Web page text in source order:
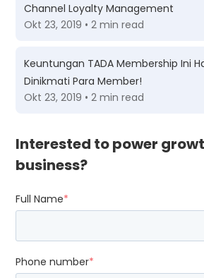
Channel Loyalty Management
Okt 23, 2019 • 2 min read
Keuntungan TADA Membership Ini
Dinikmati Para Member!
Okt 23, 2019 • 2 min read
Interested to power
business?
Full Name*
Phone number*